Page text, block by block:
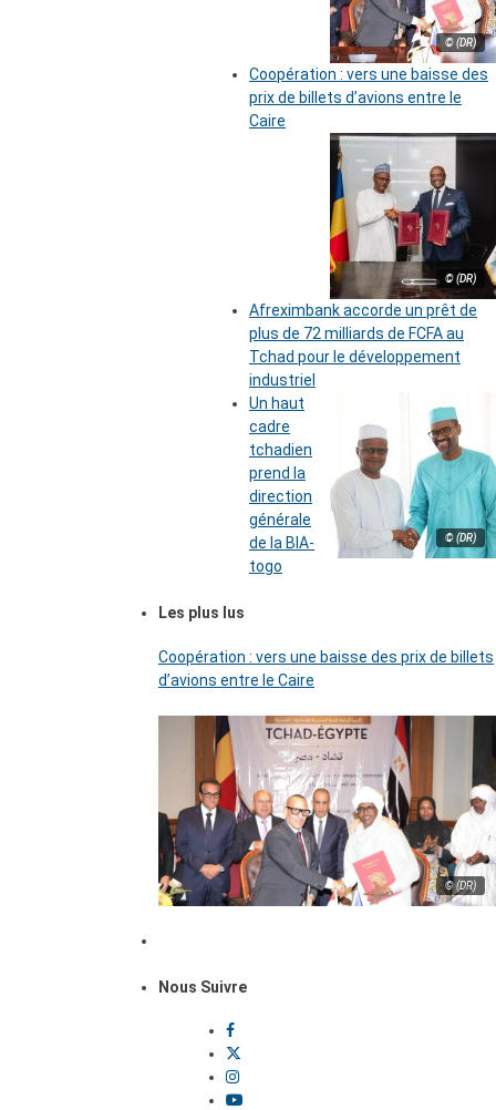
© (DR)
Coopération : vers une baisse des
prix de billets d’avions entre le
Caire
© (DR)
Afreximbank accorde un prêt de
plus de 72 milliards de FCFA au
Tchad pour le développement
industriel
© (DR)
Un haut
cadre
tchadien
prend la
direction
générale
de la BIA-
togo
Les plus lus
Coopération : vers une baisse des prix de billets
d’avions entre le Caire
© (DR)
Nous Suivre